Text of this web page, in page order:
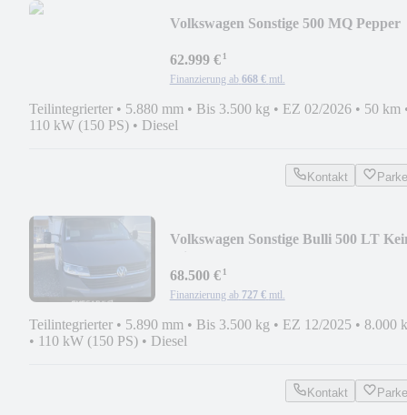
Volkswagen Sonstige 500 MQ Pepper
62.999 €¹
Finanzierung ab 668 € mtl.
Teilintegrierter • 5.880 mm • Bis 3.500 kg • EZ 02/2026 • 50 km
110 kW (150 PS) • Diesel
Kontakt
Volkswagen Sonstige Bulli 500 LT
68.500 €¹
Finanzierung ab 727 € mtl.
Teilintegrierter • 5.890 mm • Bis 3.500 kg • EZ 12/2025 • 8.000
• 110 kW (150 PS) • Diesel
Kontakt